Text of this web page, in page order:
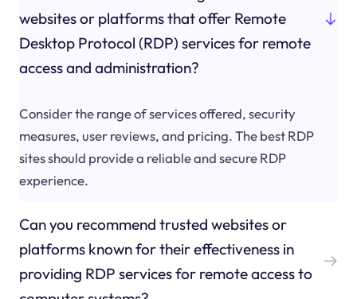
websites or platforms that offer Remote
Desktop Protocol (RDP) services for remote
access and administration?
Consider the range of services offered, security
measures, user reviews, and pricing. The best RDP
sites should provide a reliable and secure RDP
experience.
Can you recommend trusted websites or
platforms known for their effectiveness in
providing RDP services for remote access to